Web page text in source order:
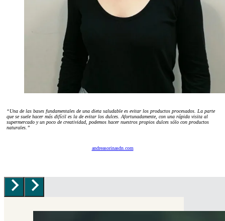
“Una de las bases fundamentales de una dieta saludable es evitar los productos procesados. La parte
que se suele hacer más difícil es la de evitar los dulces. Afortunadamente, con una rápida visita al
supermercado y un poco de creatividad, podemos hacer nuestros propios dulces sólo con productos
naturales.”
andreasorinasdn.com